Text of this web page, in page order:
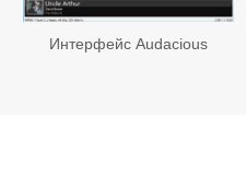
Интерфейс Audacious